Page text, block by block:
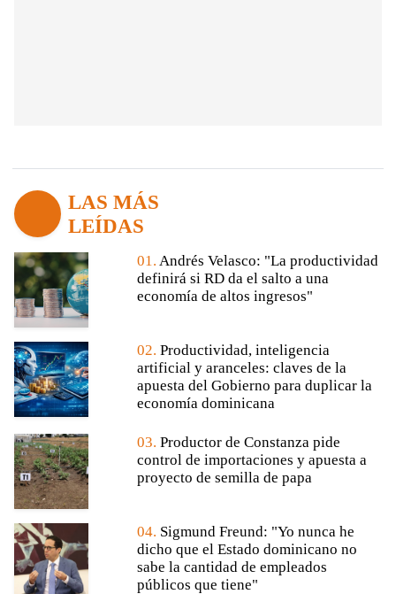
LAS MÁS
LEÍDAS
01. Andrés Velasco: "La productividad
definirá si RD da el salto a una
economía de altos ingresos"
02. Productividad, inteligencia
artificial y aranceles: claves de la
apuesta del Gobierno para duplicar la
economía dominicana
03. Productor de Constanza pide
control de importaciones y apuesta a
proyecto de semilla de papa
04. Sigmund Freund: "Yo nunca he
dicho que el Estado dominicano no
sabe la cantidad de empleados
públicos que tiene"